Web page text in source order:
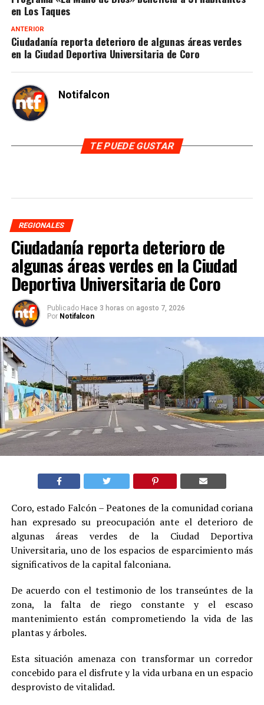
en Los Taques
ANTERIOR
Ciudadanía reporta deterioro de algunas áreas verdes
en la Ciudad Deportiva Universitaria de Coro
Notifalcon
TE PUEDE GUSTAR
REGIONALES
Ciudadanía reporta deterioro de
algunas áreas verdes en la Ciudad
Deportiva Universitaria de Coro
Publicado Hace 3 horas on agosto 7, 2026
Por Notifalcon
Coro, estado Falcón – Peatones de la comunidad coriana
han expresado su preocupación ante el deterioro de
algunas áreas verdes de la Ciudad Deportiva
Universitaria, uno de los espacios de esparcimiento más
significativos de la capital falconiana.
De acuerdo con el testimonio de los transeúntes de la
zona, la falta de riego constante y el escaso
mantenimiento están comprometiendo la vida de las
plantas y árboles.
Esta situación amenaza con transformar un corredor
concebido para el disfrute y la vida urbana en un espacio
desprovisto de vitalidad.